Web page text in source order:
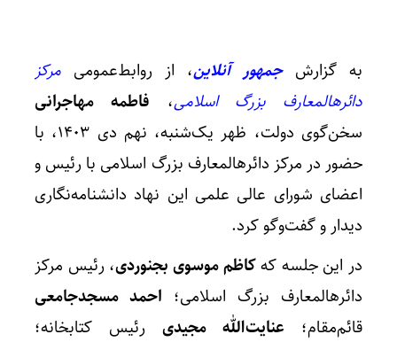
به گزارشجمهور آنلاین، از روابط‌عمومی مرکز
دائرهالمعارف بزرگ اسلامی، فاطمه مهاجرانی
سخن‌گوی دولت، ظهر یک‌شنبه، نهم دی ۱۴۰۳، با
حضور در مرکز دائرهالمعارف بزرگ اسلامی با رئیس و
اعضای شورای عالی علمی این نهاد دانشنامه‌نگاری
دیدار و گفت‌وگو کرد.
در این جلسه کهکاظم موسوی بجنوردی، رئیس مرکز
دائرهالمعارف بزرگ اسلامی؛ احمد مسجدجامعی
قائم‌مقام؛ عنایت‌الله مجیدی رئیس کتابخانه؛